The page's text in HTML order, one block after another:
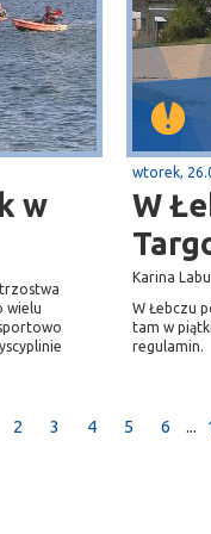
w
wielu
wtorek,
W
Karina
W Łebczu
tam w
regulamin.
2 3 4 5 6 ...